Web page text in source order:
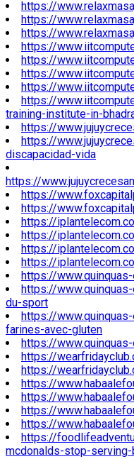
https://
https://
https://
https://
https://
https://
https://
https://
training-institute-in-
https://
https://
discapacidad-vida
https://
https://
https://
https://
https://
https://
https://
https://
https://
du-sport
https://
farines-avec-gluten
https://
https://
https://
https://
https://
https://
https://
https://
mcdonalds-stop-